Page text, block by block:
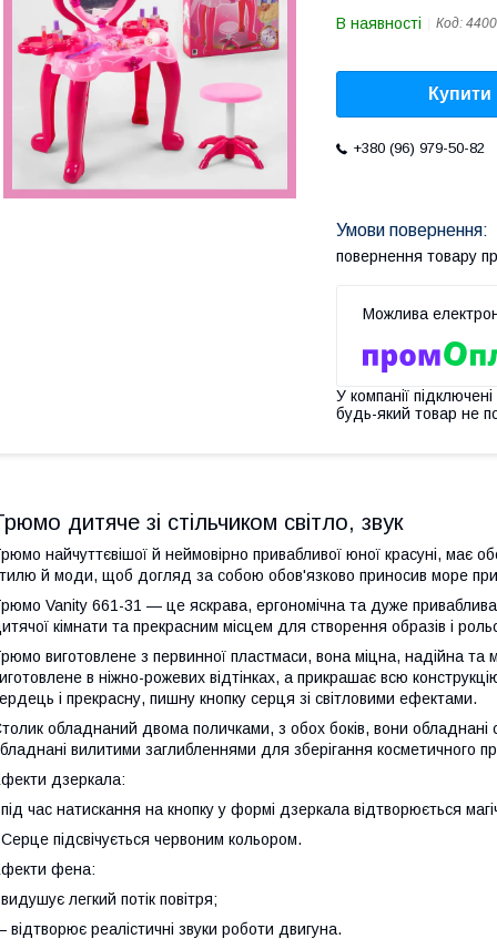
В наявності Код:
Купити
+380 (96) 979-50-82
повернення товару
У компанії
будь-який товар не
дитяче зі стільчиком світло, звук
найчуттєвішої й неймовірно привабливої юної красуні, має
й моди, щоб догляд за собою обов'язково приносив море
Vanity 661-31 — це яскрава, ергономічна та дуже
кімнати та прекрасним місцем для створення образів і
виготовлене з первинної пластмаси, вона міцна, надійна та
в ніжно-рожевих відтінках, а прикрашає всю
і прекрасну, пишну кнопку серця зі світловими ефектами.
обладнаний двома поличками, з обох боків, вони
вилитими заглибленнями для зберігання косметичного
дзеркала:
час натискання на кнопку у формі дзеркала відтворюється
підсвічується червоним кольором.
фена:
легкий потік повітря;
відтворює реалістичні звуки роботи двигуна.